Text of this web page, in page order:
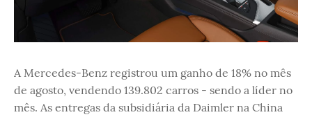
A Mercedes-Benz registrou um ganho de 18% no mês
de agosto, vendendo 139.802 carros - sendo a líder no
mês. As entregas da subsidiária da Daimler na China